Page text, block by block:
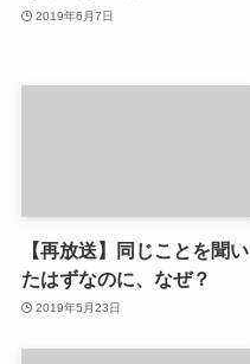
2019年6月7日
【再放送】同じことを聞い
たはずなのに、なぜ？
2019年5月23日